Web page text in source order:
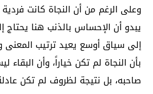
وعلى الرغم من أن النجاة كانت
يبدو أن الإحساس بالذنب هنا
إلى سياق أوسع يعيد ترتيب المعنى
بأن النجاة لم تكن خياراً، وأن البقاء
صاحبه، بل نتيجة لظروف لم تكن